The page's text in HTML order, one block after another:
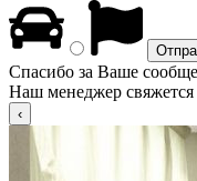
Спасибо за Ваше
Наш менеджер